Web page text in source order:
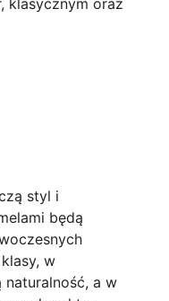
styl i
będą
w
naturalność, a w